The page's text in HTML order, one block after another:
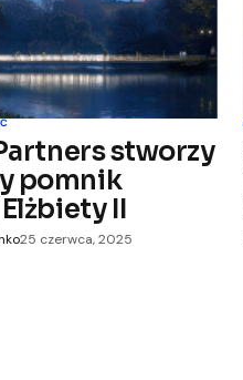
stworzy
pomnik
II
25 czerwca, 2025